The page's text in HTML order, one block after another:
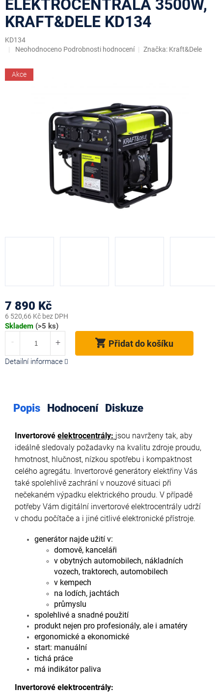
ELEKTROCENTRÁLA 3500W,
KRAFT&DELE KD134
KD134
Akce
Průměrné
produktu
je
Neohodnoceno Podrobnosti hodnocení Značka: Kraft&Dele
7 890 Kč
6 520,66 Kč bez DPH
Měrná
Skladem (>5 ks)
Přidat do košíku
Detailní informace
Popis Hodnocení Diskuze
Invertorové elektrocentrály: jsou navrženy tak, aby
ideálně sledovaly požadavky na kvalitu zdroje proudu,
hmotnost, hlučnost, nízkou spotřebu i kompaktnost
celého agregátu. Invertorové generátory elektřiny Vás
také spolehlivě zachrání v nouzové situaci při
nečekaném výpadku elektrického proudu. V případě
potřeby Vám digitální invertorové elektrocentrály udrží
v chodu počítače a i jiné citlivé elektronické přístroje.
generátor najde užití v:
domově, kanceláři
v obytných automobilech, nákladních
vozech, traktorech, automobilech
v kempech
na lodích, jachtách
průmyslu
spolehlivé a snadné použití
produkt nejen pro profesionály, ale i amatéry
ergonomické a ekonomické
start: manuální
tichá práce
má indikátor paliva
Invertorové elektrocentrály: